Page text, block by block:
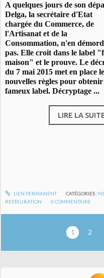
A quelques jours de son
Delga, la secrétaire d'Etat
chargée du Commerce, de
l'Artisanat et de la
Consommation, n'en démord
pas. Elle croit dans le label
maison" et le prouve. Le
du 7 mai 2015 met en place
nouvelles règles pour obtenir
fameux label. Décryptage ...
LIRE LA
LIEN PERMANENT CATÉGORIES :
RESTAURATION
0 COMMENTAIRE
1 2